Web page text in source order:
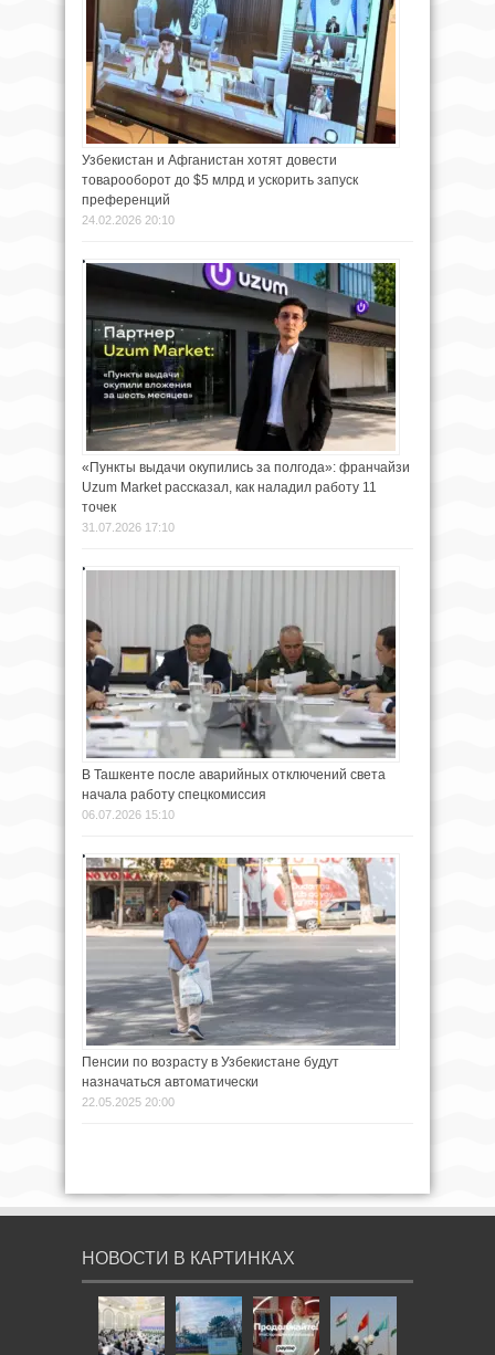
Узбекистан и Афганистан хотят довести
товарооборот до $5 млрд и ускорить запуск
преференций
24.02.2026 20:10
«Пункты выдачи окупились за полгода»: франчайзи
Uzum Market рассказал, как наладил работу 11
точек
31.07.2026 17:10
В Ташкенте после аварийных отключений света
начала работу спецкомиссия
06.07.2026 15:10
Пенсии по возрасту в Узбекистане будут
назначаться автоматически
22.05.2025 20:00
НОВОСТИ В КАРТИНКАХ